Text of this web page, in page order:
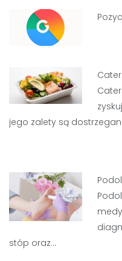
jego zalety są
stóp oraz…